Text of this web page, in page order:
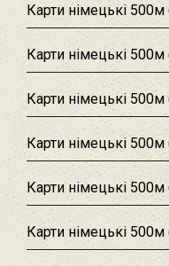
Карти німецькі
Карти німецькі
Карти німецькі
Карти німецькі
Карти німецькі
Карти німецькі